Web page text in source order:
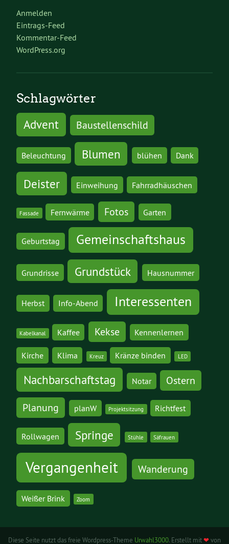
Anmelden
Eintrags-Feed
Kommentar-Feed
WordPress.org
Schlagwörter
Advent
Baustellenschild
Beleuchtung Blumen blühen Dank
Deister Einweihung Fahrradhäuschen
Fassade Fernwärme Fotos Garten
Geburtstag Gemeinschaftshaus
Grundrisse Grundstück Hausnummer
Herbst Info-Abend Interessenten
Kabelkanal Kaffee Kekse Kennenlernen
Kirche Klima Kreuz Kränze binden LED
Nachbarschaftstag Notar Ostern
Planung planW Projektsitzung Richtfest
Rollwagen Springe Stühle Säfrauen
Vergangenheit Wanderung
Weißer Brink Zoom
Diese Seite nutzt das freie Wordpress-Theme Urwahl3000. Erstellt mit❤ von